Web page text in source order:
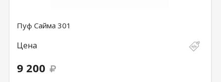
Пуф Сайма 301
Цена
9 200